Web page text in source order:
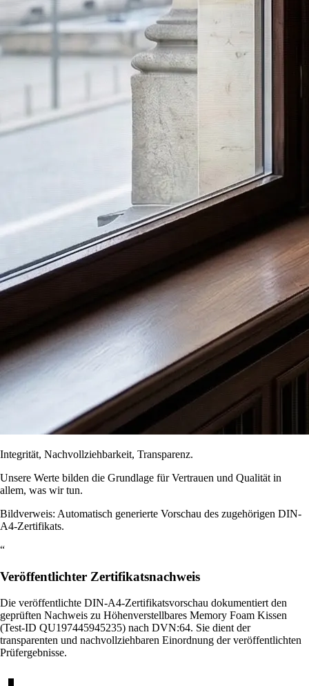
Integrität, Nachvollziehbarkeit, Transparenz.
Unsere Werte bilden die Grundlage für Vertrauen und Qualität in
allem, was wir tun.
Bildverweis: Automatisch generierte Vorschau des zugehörigen DIN-
A4-Zertifikats.
“
Veröffentlichter Zertifikatsnachweis
Die veröffentlichte DIN-A4-Zertifikatsvorschau dokumentiert den
geprüften Nachweis zu Höhenverstellbares Memory Foam Kissen
(Test-ID QU197445945235) nach DVN:64. Sie dient der
transparenten und nachvollziehbaren Einordnung der veröffentlichten
Prüfergebnisse.